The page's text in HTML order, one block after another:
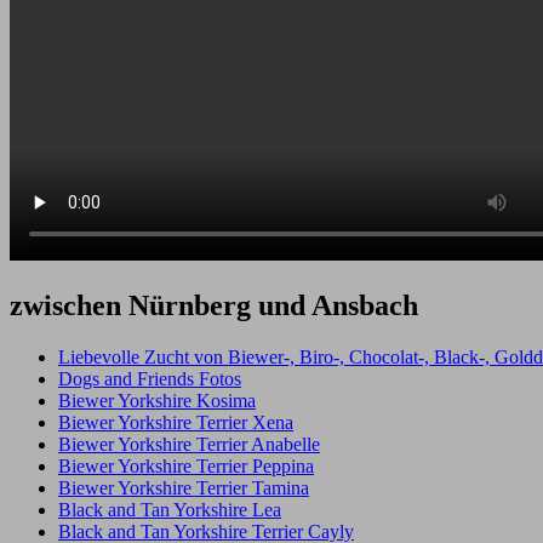
zwischen Nürnberg und Ansbach
Liebevolle Zucht von Biewer-, Biro-, Chocolat-, Black-,
Dogs and Friends Fotos
Biewer Yorkshire Kosima
Biewer Yorkshire Terrier Xena
Biewer Yorkshire Terrier Anabelle
Biewer Yorkshire Terrier Peppina
Biewer Yorkshire Terrier Tamina
Black and Tan Yorkshire Lea
Black and Tan Yorkshire Terrier Cayly